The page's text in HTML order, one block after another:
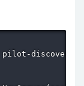
discovery 初始